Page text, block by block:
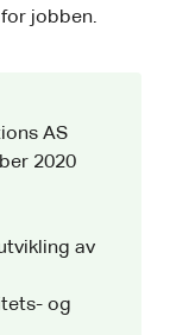
jobben.
AS
2020
av
og